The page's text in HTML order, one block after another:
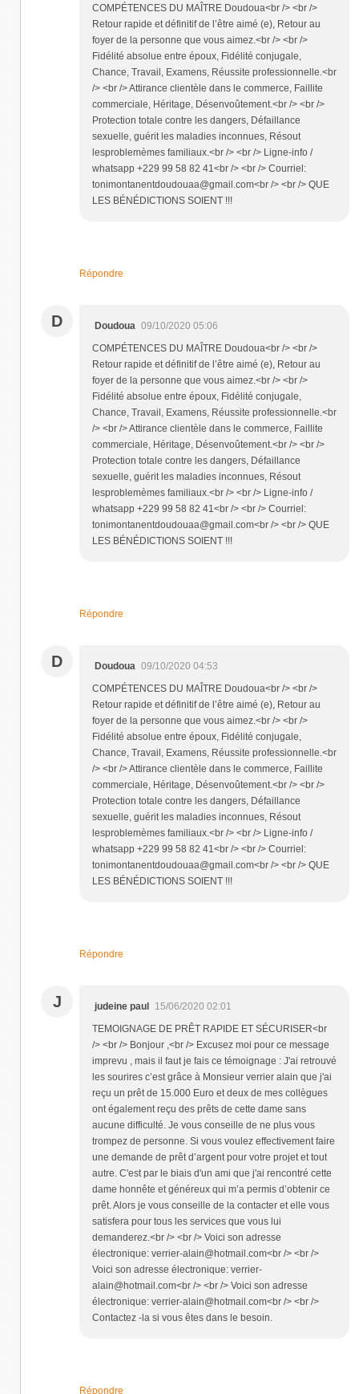
COMPÉTENCES DU MAÎTRE Doudoua<br /> <br />
Retour rapide et définitif de l’être aimé (e), Retour au
foyer de la personne que vous aimez.<br /> <br />
Fidélité absolue entre époux, Fidélité conjugale,
Chance, Travail, Examens, Réussite professionnelle.<br
/> <br /> Attirance clientèle dans le commerce, Faillite
commerciale, Héritage, Désenvoûtement.<br /> <br />
Protection totale contre les dangers, Défaillance
sexuelle, guérit les maladies inconnues, Résout
lesproblemèmes familiaux.<br /> <br /> Ligne-info /
whatsapp +229 99 58 82 41<br /> <br /> Courriel:
tonimontanentdoudouaa@gmail.com<br /> <br /> QUE
LES BÉNÉDICTIONS SOIENT !!!
Répondre
D Doudoua 09/10/2020 05:06
COMPÉTENCES DU MAÎTRE Doudoua<br /> <br />
Retour rapide et définitif de l’être aimé (e), Retour au
foyer de la personne que vous aimez.<br /> <br />
Fidélité absolue entre époux, Fidélité conjugale,
Chance, Travail, Examens, Réussite professionnelle.<br
/> <br /> Attirance clientèle dans le commerce, Faillite
commerciale, Héritage, Désenvoûtement.<br /> <br />
Protection totale contre les dangers, Défaillance
sexuelle, guérit les maladies inconnues, Résout
lesproblemèmes familiaux.<br /> <br /> Ligne-info /
whatsapp +229 99 58 82 41<br /> <br /> Courriel:
tonimontanentdoudouaa@gmail.com<br /> <br /> QUE
LES BÉNÉDICTIONS SOIENT !!!
Répondre
D Doudoua 09/10/2020 04:53
COMPÉTENCES DU MAÎTRE Doudoua<br /> <br />
Retour rapide et définitif de l’être aimé (e), Retour au
foyer de la personne que vous aimez.<br /> <br />
Fidélité absolue entre époux, Fidélité conjugale,
Chance, Travail, Examens, Réussite professionnelle.<br
/> <br /> Attirance clientèle dans le commerce, Faillite
commerciale, Héritage, Désenvoûtement.<br /> <br />
Protection totale contre les dangers, Défaillance
sexuelle, guérit les maladies inconnues, Résout
lesproblemèmes familiaux.<br /> <br /> Ligne-info /
whatsapp +229 99 58 82 41<br /> <br /> Courriel:
tonimontanentdoudouaa@gmail.com<br /> <br /> QUE
LES BÉNÉDICTIONS SOIENT !!!
Répondre
J judeine paul 15/06/2020 02:01
TEMOIGNAGE DE PRÊT RAPIDE ET SÉCURISER<br
/> <br /> Bonjour ,<br /> Excusez moi pour ce message
imprevu , mais il faut je fais ce témoignage : J'ai retrouvé
les sourires c’est grâce à Monsieur verrier alain que j'ai
reçu un prêt de 15.000 Euro et deux de mes collègues
ont également reçu des prêts de cette dame sans
aucune difficulté. Je vous conseille de ne plus vous
trompez de personne. Si vous voulez effectivement faire
une demande de prêt d’argent pour votre projet et tout
autre. C'est par le biais d'un ami que j'ai rencontré cette
dame honnête et généreux qui m’a permis d’obtenir ce
prêt. Alors je vous conseille de la contacter et elle vous
satisfera pour tous les services que vous lui
demanderez.<br /> <br /> Voici son adresse
électronique: verrier-alain@hotmail.com<br /> <br />
Voici son adresse électronique: verrier-
alain@hotmail.com<br /> <br /> Voici son adresse
électronique: verrier-alain@hotmail.com<br /> <br />
Contactez -la si vous êtes dans le besoin.
Répondre